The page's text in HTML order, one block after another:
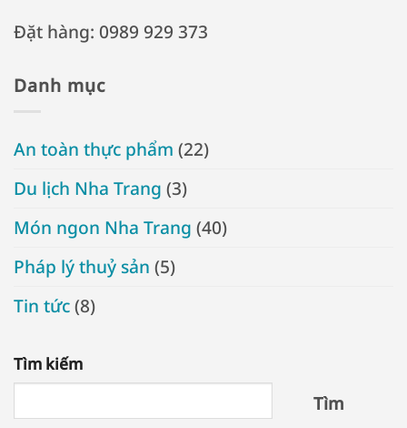
Đặt hàng: 0989 929 373
Danh mục
An toàn thực phẩm (22)
Du lịch Nha Trang (3)
Món ngon Nha Trang (40)
Pháp lý thuỷ sản (5)
Tin tức(8)
Tìm kiếm
Tìm